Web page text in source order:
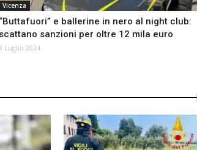
Vicenza
“Buttafuori” e ballerine in nero al night club:
scattano sanzioni per oltre 12 mila euro
Luglio 2024